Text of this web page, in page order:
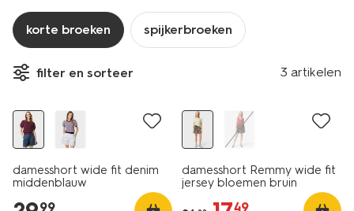
korte broeken spijkerbroeken
filter en sorteer 3 artikelen
damesshort wide fit denim
middenblauw
99
damesshort Remmy wide fit
jersey bloemen bruin
49